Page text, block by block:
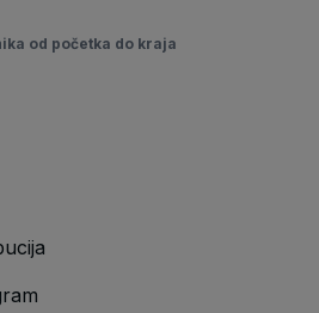
od početka do kraja